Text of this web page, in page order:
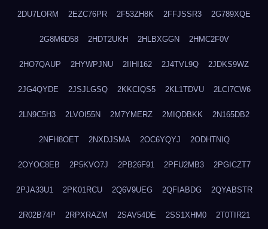
2DU7LORM 2EZC76PR 2F53ZH8K 2FFJSSR3 2G789XQE
2G8M6D58 2HDT2UKH 2HLBXGGN 2HMC2F0V
2HO7QAUP 2HYWPJNU 2IIHI162 2J4TVL9Q 2JDKS9WZ
2JG4QYDE 2JSJLGSQ 2KKCIQS5 2KL1TDVU 2LCI7CW6
2LN9C5H3 2LVOI55N 2M7YMERZ 2MIQDBKK 2N165DB2
2NFH8OET 2NXDJSMA 2OC6YQYJ 2ODHTNIQ
2OYOC8EB 2P5KVO7J 2PB26F91 2PFU2MB3 2PGICZT7
2PJA33U1 2PK01RCU 2Q6V9UEG 2QFIABDG 2QYABSTR
2R02B74P 2RPXRAZM 2SAV54DE 2SS1XHM0 2T0TIR21